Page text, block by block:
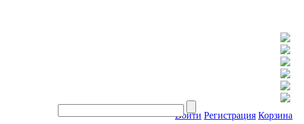
Войти Регистрация Корзина